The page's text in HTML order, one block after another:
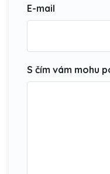
E-mail
S čím vám mohu